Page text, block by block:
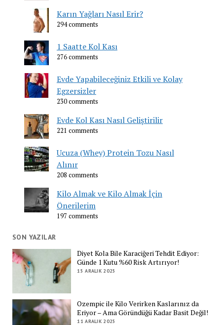
Karın Yağları Nasıl Erir?
294 comments
1 Saatte Kol Kası
276 comments
Evde Yapabileceğiniz Etkili ve Kolay
Egzersizler
230 comments
Evde Kol Kası Nasıl Geliştirilir
221 comments
Ucuza (Whey) Protein Tozu Nasıl
Alınır
208 comments
Kilo Almak ve Kilo Almak İçin
Önerilerim
197 comments
SON YAZILAR
Diyet Kola Bile Karaciğeri Tehdit Ediyor:
Günde 1 Kutu %60 Risk Artırıyor!
15 ARALIK 2025
Ozempic ile Kilo Verirken Kaslarınız da
Eriyor – Ama Göründüğü Kadar Basit Değil!
11 ARALIK 2025